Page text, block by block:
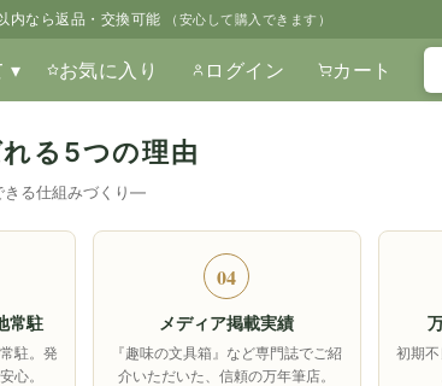
内なら返品・交換可能 （安心して購入できます）
▾ お気に入り ログイン カート
る5つの理由
きる仕組みづくり―
常駐
駐。発
心。
04
メディア掲載実績
『趣味の文具箱』など専門誌でご紹
介いただいた、信頼の万年筆店。
初期